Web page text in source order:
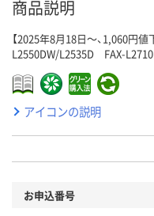
商品説明
【2025年8月18日～、1,060円
L2550DW/L2535D FAX-
アイコンの説明
お申込番号